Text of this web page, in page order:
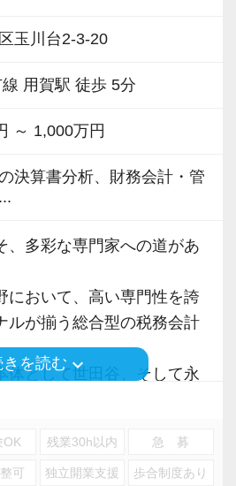
が一つの使命です。
たい」という理想をいただ
になって実現するために大
7割を超えているのも、そう
がお客様から評価されてい
していただけるようにスキ
税務のプロとして高い信頼
。
心の通ったサービスを提
ロフェッショナル」として
割が業界未経験者！異業種
！専門用語を一から教えま
収増益、顧問先数2500以
的に成長中です。
ご来社いただく来所型サー
サイト以上運営しており、
様が毎年400件以上増加！
通しています。
不況に強い仕事で、融資対
ト、補助金のサポートなど
数多く存在しています。
スタッフの増員に力を入れ
玉川台2-3-20
用賀駅 徒歩 5分
～ 1,000万円
決算書分析、財務会計・管
、多彩な専門家への道があ
において、高い専門性を誇
ルが揃う総合型の税務会計
体として世田谷、そして永
ので大型案件も多く、ス
のご紹介でVIP層の特殊事案
きを読むkeyboard_arrow_down
OK 残業30h以内 急 募
可 独立開業支援 歩合制度あり